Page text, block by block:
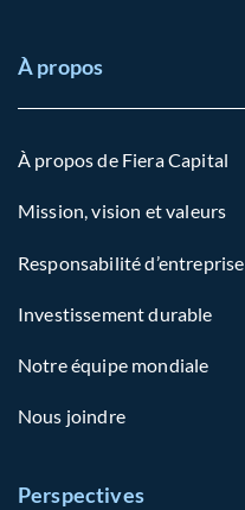
À propos
À propos de Fiera Capital
Mission, vision et valeurs
Responsabilité d’entreprise
Investissement durable
Notre équipe mondiale
Nous joindre
Perspectives